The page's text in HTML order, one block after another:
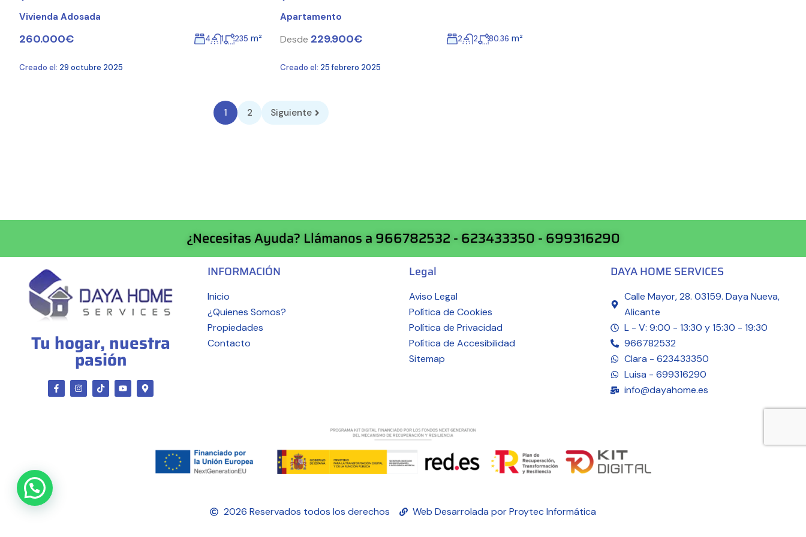
Vivienda Adosada
260.000€ 4 1 235 m²
Creado el: 29 octubre 2025
Apartamento
Desde 229.900€ 2 2 80.36 m²
Creado el: 25 febrero 2025
1 2 Siguiente
¿Necesitas Ayuda? Llámanos a 966782532 - 623433350 - 699316290
Tu hogar, nuestra
pasión
INFORMACIÓN
Inicio
¿Quienes Somos?
Propiedades
Contacto
Legal
Aviso Legal
Política de Cookies
Política de Privacidad
Política de Accesibilidad
Sitemap
DAYA HOME SERVICES
Calle Mayor, 28. 03159. Daya Nueva,
Alicante
L - V: 9:00 - 13:30 y 15:30 - 19:30
966782532
Clara - 623433350
Luisa - 699316290
info@dayahome.es
2026 Reservados todos los derechos
Web Desarrolada por Proytec Informática